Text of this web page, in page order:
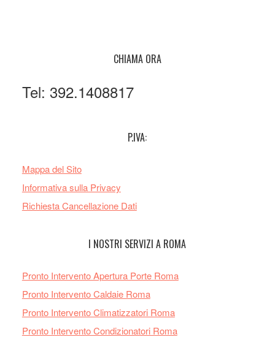
CHIAMA ORA
Tel: 392.1408817
P.IVA:
Mappa del Sito
Informativa sulla Privacy
Richiesta Cancellazione Dati
I NOSTRI SERVIZI A ROMA
Pronto Intervento Apertura Porte Roma
Pronto Intervento Caldaie Roma
Pronto Intervento Climatizzatori Roma
Pronto Intervento Condizionatori Roma